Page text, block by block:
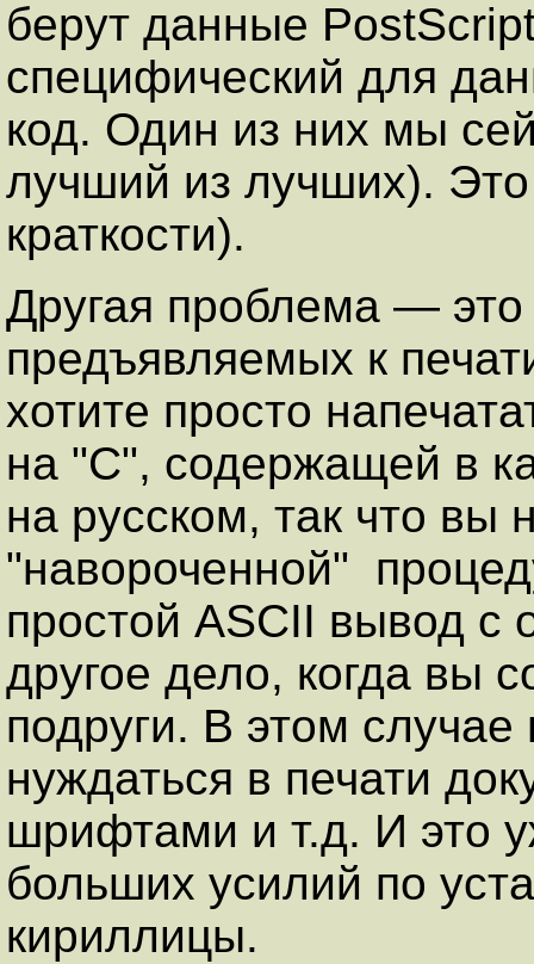
берут данные
специфический для
код. Один из них мы
лучший из лучших).
краткости).
Другая проблема —
предъявляемых к
хотите просто
на "C", содержащей в
на русском, так что вы
"навороченной"
простой ASCII вывод
другое дело, когда вы
подруги. В этом
нуждаться в печати
шрифтами и т.д. И это
больших усилий по
кириллицы.